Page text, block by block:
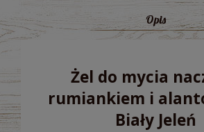
Opis
Żel do mycia
rumiankiem i
Biały Jeleń